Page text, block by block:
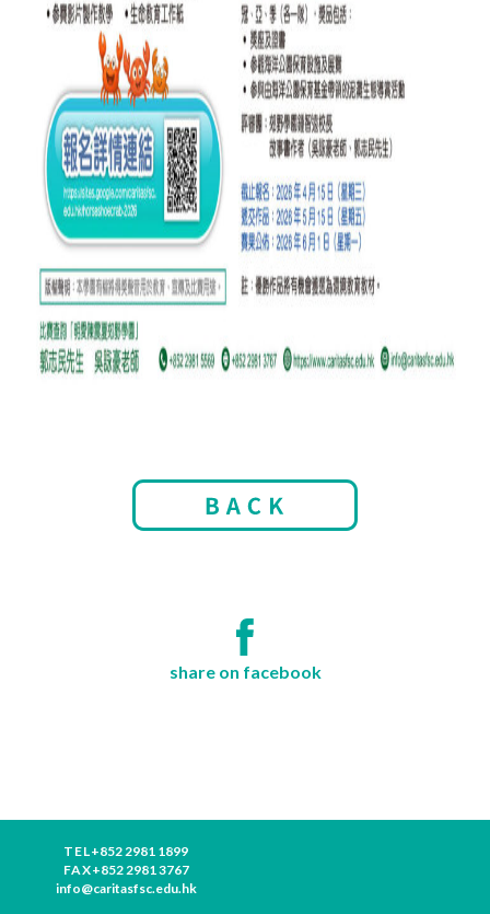
share on facebook
TEL+852 2981 1899
FAX+852 2981 3767
info@caritasfsc.edu.hk